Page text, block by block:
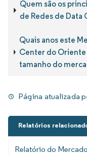
Quem são os
de Redes de
Quais anos este
Center do
tamanho do
Página atualizada
Relatórios
Relatório do